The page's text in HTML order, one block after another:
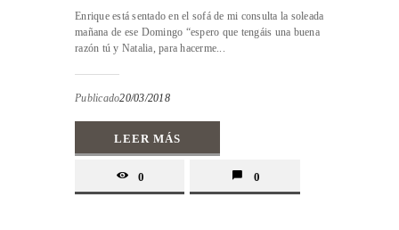
Enrique está sentado en el sofá de mi consulta la soleada
mañana de ese Domingo “espero que tengáis una buena
razón tú y Natalia, para hacerme...
Publicado20/03/2018
LEER MÁS
0 0